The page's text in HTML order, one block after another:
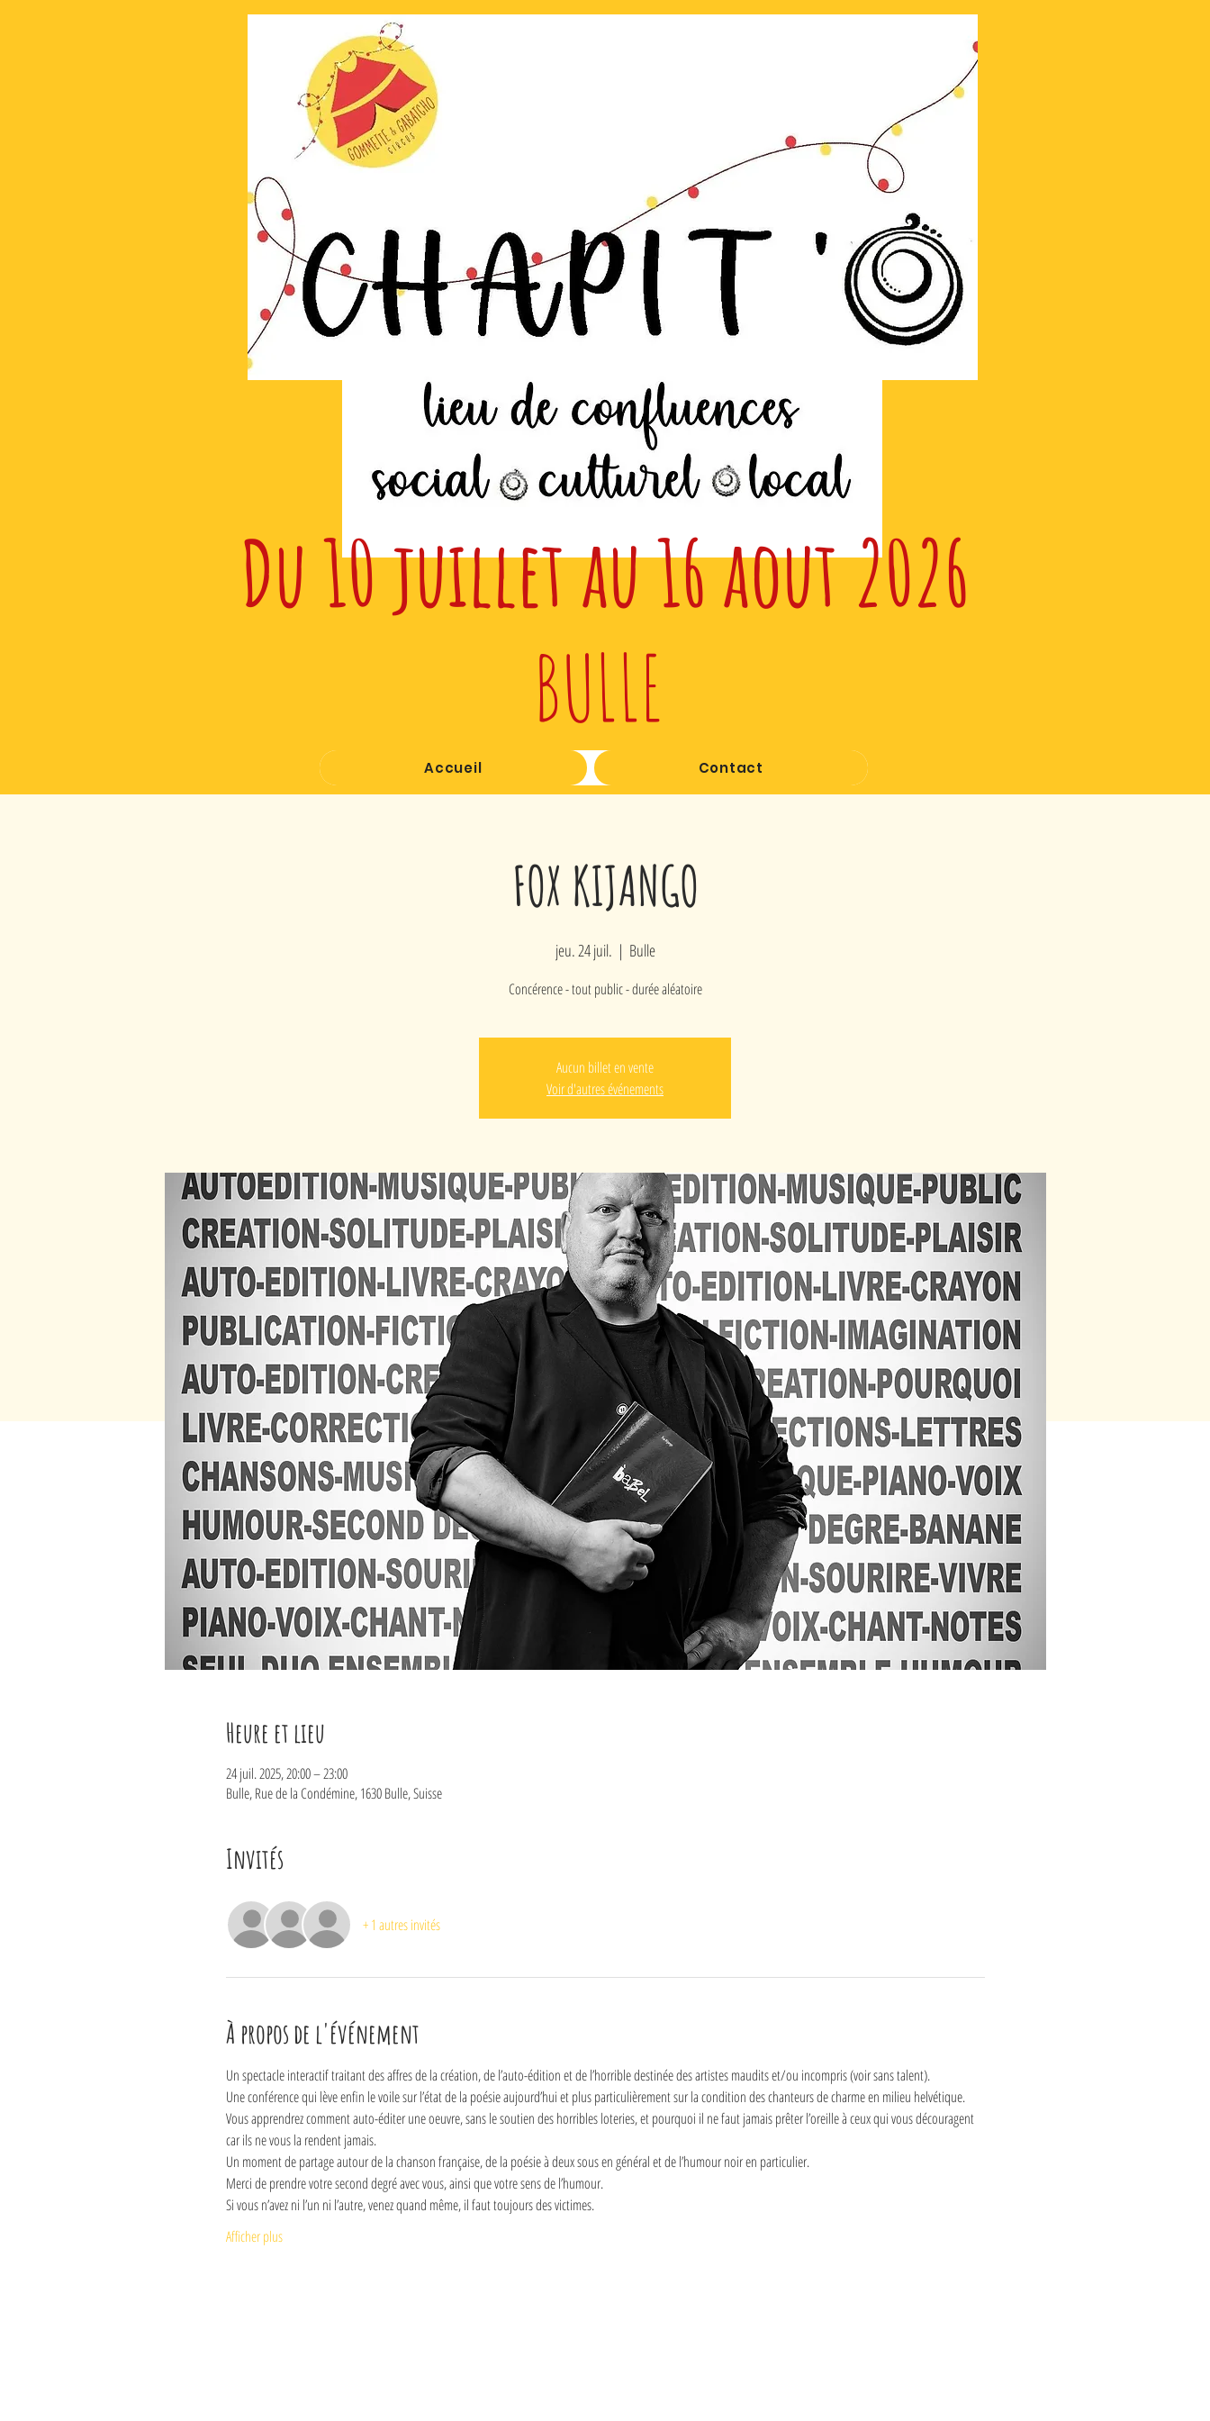
Du 10 juillet au 16 aout 2026
BULLE
Accueil Contact
FOX KIJANGO
jeu. 24 juil.
  |
Bulle
Concérence - tout public - durée aléatoire
Aucun billet en vente
Voir d'autres événements
Heure et lieu
24 juil. 2025, 20:00 – 23:00
Bulle, Rue de la Condémine, 1630 Bulle, Suisse
Invités
+ 1 autres invités
À propos de l'événement
Un spectacle interactif traitant des affres de la création, de l’auto-édition et de l’horrible destinée des artistes maudits et/ou incompris (voir sans talent).
Une conférence qui lève enfin le voile sur l’état de la poésie aujourd’hui et plus particulièrement sur la condition des chanteurs de charme en milieu helvétique.
Vous apprendrez comment auto-éditer une oeuvre, sans le soutien des horribles loteries, et pourquoi il ne faut jamais prêter l’oreille à ceux qui vous découragent
car ils ne vous la rendent jamais.
Un moment de partage autour de la chanson française, de la poésie à deux sous en général et de l’humour noir en particulier.
Merci de prendre votre second degré avec vous, ainsi que votre sens de l’humour.
Si vous n’avez ni l’un ni l’autre, venez quand même, il faut toujours des victimes.
Afficher plus